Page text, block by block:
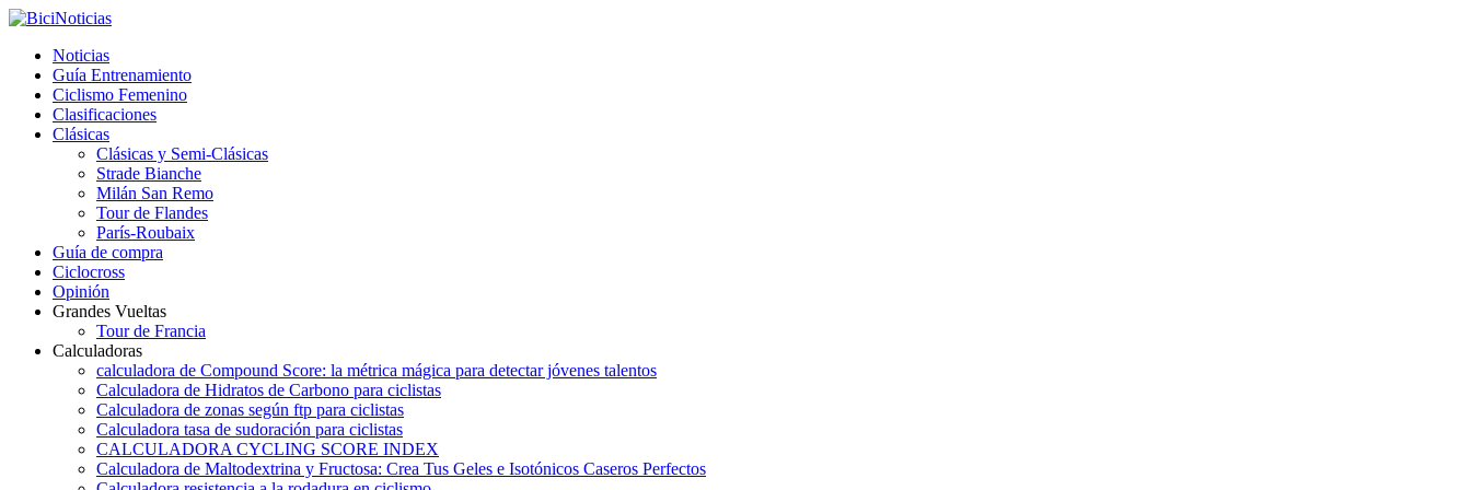
Noticias
Guía Entrenamiento
Ciclismo Femenino
Clasificaciones
Clásicas
Clásicas y Semi-Clásicas
Strade Bianche
Milán San Remo
Tour de Flandes
París-Roubaix
Guía de compra
Ciclocross
Opinión
Grandes Vueltas
Tour de Francia
Calculadoras
calculadora de Compound Score: la métrica mágica para detectar jóvenes talentos
Calculadora de Hidratos de Carbono para ciclistas
Calculadora de zonas según ftp para ciclistas
Calculadora tasa de sudoración para ciclistas
CALCULADORA CYCLING SCORE INDEX
Calculadora de Maltodextrina y Fructosa: Crea Tus Geles e Isotónicos Caseros Perfectos